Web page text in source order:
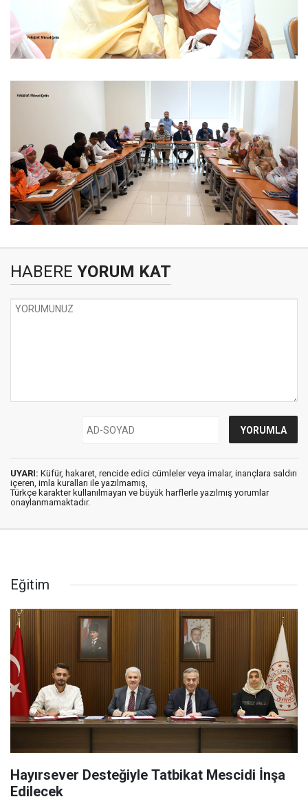
HABERE YORUM KAT
UYARI: Küfür, hakaret, rencide edici cümleler veya imalar, inançlara saldırı
içeren, imla kuralları ile yazılmamış,
Türkçe karakter kullanılmayan ve büyük harflerle yazılmış yorumlar
onaylanmamaktadır.
Eğitim
Hayırsever Desteğiyle Tatbikat Mescidi İnşa
Edilecek